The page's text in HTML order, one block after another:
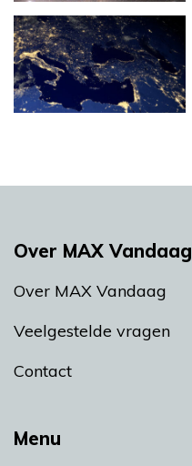
Menu
Over MAX Vandaag
Over MAX Vandaag
Veelgestelde vragen
Contact